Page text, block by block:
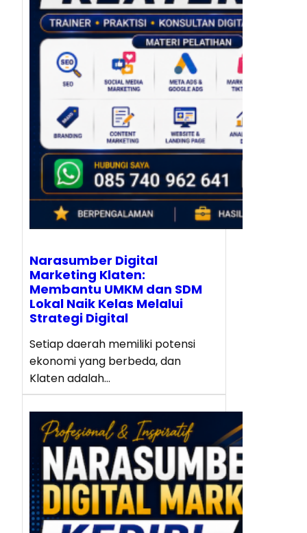
Narasumber Digital
Marketing Klaten:
Membantu UMKM dan SDM
Lokal Naik Kelas Melalui
Strategi Digital
Setiap daerah memiliki potensi
ekonomi yang berbeda, dan
Klaten adalah…